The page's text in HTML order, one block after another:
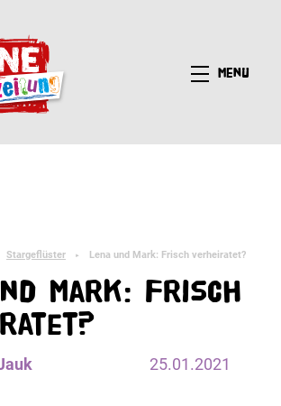
Menü
Stargeflüster ► Lena und Mark: Frisch verheiratet?
Mark: Frisch
25.01.2021